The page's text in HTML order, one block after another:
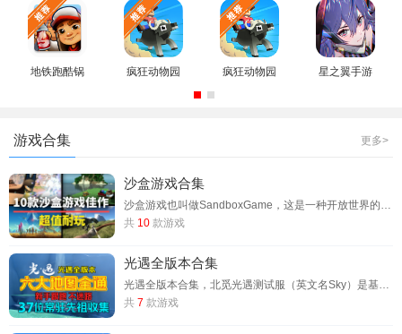
本下载2026
2026
Hive官方最
新版本2026
地铁跑酷锅
疯狂动物园
疯狂动物园
星之翼手游
游戏合集 更多>
沙盒游戏合集
沙盒游戏也叫做SandboxGame，这是一种开放世界的游戏类型，通常不设定固定的游戏目标或情节，而是允许玩家在游戏世界中自由探索、建造、创造、破坏或与环境互动。沙盒游戏强调的是玩家的自由度和创造性，玩家可以在游戏中进行多种不同的活动，甚至创造出属于自己的内容或规则。沙盒游戏的核心魅力在于其开放性和自由度，玩家可以根据个人兴趣来选择游戏目标，甚至可以自己创造游戏内容。无论是像Minecraft这样
共 10 款游戏
光遇全版本合集
光遇全版本合集，北觅光遇测试服（英文名Sky）是基于《光·遇》官方测试版优化的开放世界冒险手游，核心优势在于“免资格直接进入+全物品解锁”，彻底打破官方测试服的准入限制与内容壁垒。作为专为探索爱好者打造的特色版本，不仅完整保留了原作治愈唯美的画风与自由翱翔的核心玩法，更提前解锁了海量活动道具、限定斗篷及未公开地图，让玩家无需等待正式更新即可畅玩全部内容。目前已适配Android8.0及以上系统，
共 7 款游戏